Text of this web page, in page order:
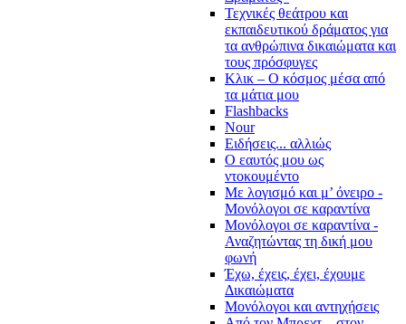
Τεχνικές θεάτρου και
εκπαιδευτικού δράματος για
τα ανθρώπινα δικαιώματα και
τους πρόσφυγες
Κλικ – Ο κόσμος μέσα από
τα μάτια μου
Flashbacks
Nour
Ειδήσεις... αλλιώς
Ο εαυτός μου ως
ντοκουμέντο
Με λογισμό και μ’ όνειρο -
Μονόλογοι σε καραντίνα
Μονόλογοι σε καραντίνα -
Αναζητώντας τη δική μου
φωνή
Έχω, έχεις, έχει, έχουμε
Δικαιώματα
Μονόλογοι και αντηχήσεις